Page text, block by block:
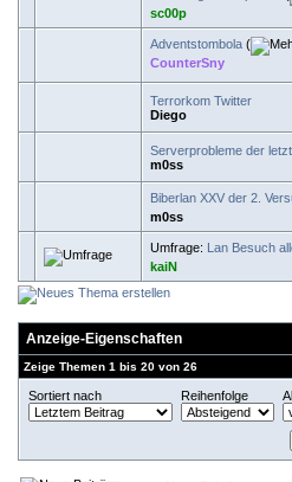
sc00p
Adventstombola (
CounterSny
Terrorkom Twitter
Diego
Serverprobleme der
m0ss
Biberlan XXV der 2.
m0ss
Umfrage: Lan Besuch
kaiN
Anzeige-Eigenschaften
Zeige Themen 1 bis 20 von 26
Sortiert nach Reihenfolge